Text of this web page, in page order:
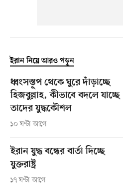
ইরান নিয়ে আরও পড়ুন
ধ্বংসস্তূপ থেকে ঘুরে দাঁড়াচ্ছে
হিজবুল্লাহ, কীভাবে বদলে যাচ্ছে
তাদের যুদ্ধকৌশল
১০ ঘণ্টা আগে
ইরান যুদ্ধ বন্ধের বার্তা দিচ্ছে
যুক্তরাষ্ট্র
১৭ ঘণ্টা আগে